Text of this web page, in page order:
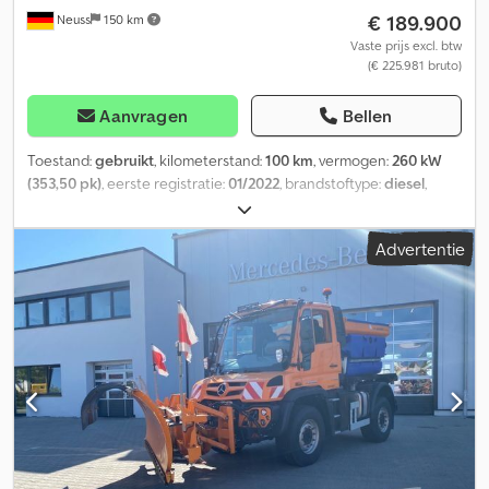
alle exportformaliteiten.
Neuss 150 km € 189.900
Vaste prijs excl. btw
(€ 225.981 bruto)
Aanvragen Bellen
Toestand:gebruikt, kilometerstand:100 km, vermogen:260 kW
(353,50 pk), eerste registratie:01/2022, brandstoftype:diesel,
, soort overbrenging:halfautomatisch
Euro 6, Bouwjaar:2022, Uitrusting:airconditioning, Mercedes-
Benz Unimog U535, uitgerust voor winterdienst ----Intern
nummer: Verkoopprijs inclusief 19% btw Netto prijs: 189.900,00
euro Brutoprijs: 225.981,00 euro Verkoop in opdracht van klant!
Het voertuig is niet gebruikt voor winterdiensten.
Voertuiggegevens: Mercedes-Benz Unimog Type: U535 Uitrusting:
* Asverhouding i = 6,377 * Differentieelsper vooras *
Aanhangerrem, 2-leiding * Frontmontageplaat DIN76060, type B,
maat 3 * Wielbasis 3900 mm * Beschermvoorziening, zijkant *
Luchtgeveerde comfortstoel, met stoelverwarming, bestuurder *
Extra stuurstokschakelaar links * Beugel, universeel, voor
bedieningspaneel * Airconditioning * Actief koolfilter,
Advertentie